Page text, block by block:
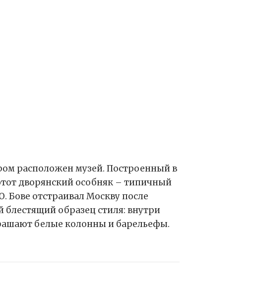
расположен музей. Построенный в
дворянский особняк – типичный
отстраивал Москву после
блестящий образец стиля: внутри
белые колонны и барельефы.